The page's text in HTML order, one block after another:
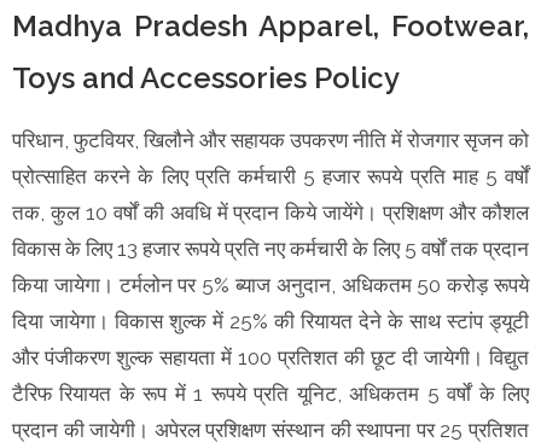
Madhya Pradesh Apparel, Footwear,
Toys and Accessories Policy
परिधान, फुटवियर, खिलौने और सहायक उपकरण नीति में रोजगार सृजन को
प्रोत्साहित करने के लिए प्रति कर्मचारी 5 हजार रूपये प्रति माह 5 वर्षों
तक, कुल 10 वर्षों की अवधि में प्रदान किये जायेंगे। प्रशिक्षण और कौशल
विकास के लिए 13 हजार रूपये प्रति नए कर्मचारी के लिए 5 वर्षों तक प्रदान
किया जायेगा। टर्मलोन पर 5% ब्याज अनुदान, अधिकतम 50 करोड़ रूपये
दिया जायेगा। विकास शुल्क में 25% की रियायत देने के साथ स्टांप ड्यूटी
और पंजीकरण शुल्क सहायता में 100 प्रतिशत की छूट दी जायेगी। विद्युत
टैरिफ रियायत के रूप में 1 रूपये प्रति यूनिट, अधिकतम 5 वर्षों के लिए
प्रदान की जायेगी। अपेरल प्रशिक्षण संस्थान की स्थापना पर 25 प्रतिशत